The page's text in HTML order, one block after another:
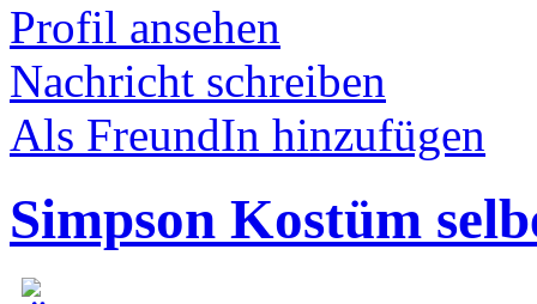
Profil ansehen
Nachricht schreiben
Als FreundIn hinzufügen
Simpson Kostüm